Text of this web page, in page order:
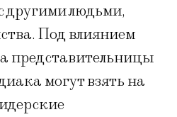
другими людьми,
Под влиянием
представительницы
могут взять на